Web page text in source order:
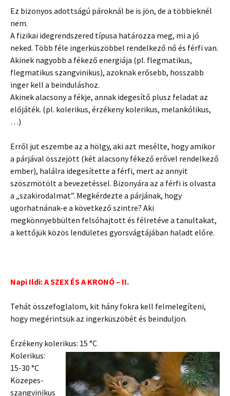
Ez bizonyos adottságú pároknál be is jön, de a többieknél
nem.
A fizikai idegrendszered típusa határozza meg, mi a jó
neked. Több féle ingerküszöbbel rendelkező nő és férfi van.
Akinek nagyobb a fékező energiája (pl. flegmatikus,
flegmatikus szangvinikus), azoknak erősebb, hosszabb
inger kell a beinduláshoz.
Akinek alacsony a fékje, annak idegesítő plusz feladat az
előjáték. (pl. kolerikus, érzékeny kolerikus, melankólikus,
…)
Erről jut eszembe az a hölgy, aki azt mesélte, hogy amikor
a párjával összejött (két alacsony fékező erővel rendelkező
ember), halálra idegesítette a férfi, mert az annyit
szöszmötölt a bevezetéssel. Bizonyára az a férfi is olvasta
a „szakirodalmat”. Megkérdezte a párjának, hogy
ugorhatnának-e a következő szintre? Aki
megkönnyebbülten felsóhajtott és félretéve a tanultakat,
a kettőjük közös lendületes gyorsvágtájában haladt előre.
Napi Ildi: A SZEX ÉS A KRONÓ – II.
Tehát összefoglalom, kit hány fokra kell felmelegíteni,
hogy megérintsük az ingerküszöbét és beinduljon.
Érzékeny kolerikus: 15 °C
Kolerikus:
15-30 °C
Közepes-
szangvinikus